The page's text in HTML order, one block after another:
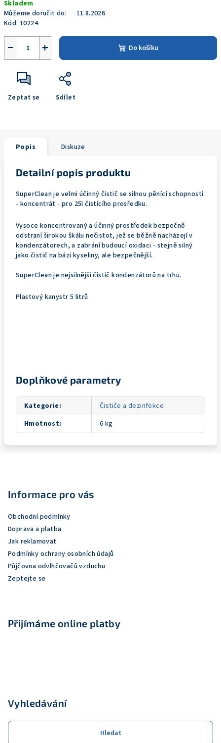
cena:
Skladem
Můžeme doručit do:
11.8.2026
Kód: 10224
+
− Do košíku
Zeptat se Sdílet
Popis Diskuze
Detailní popis produktu
SuperClean je velmi účinný čistič se silnou pěnící schopností
- koncentrát - pro 25l čistícího prosředku.
Vysoce koncentrovaný a účinný prostředek bezpečně
odstraní širokou škálu nečistot, jež se běžně nacházejí v
kondenzátorech, a zabrání budoucí oxidaci - stejně silný
jako čistič na bázi kyseliny, ale bezpečnější.
SuperClean je nejsilnější čistič kondenzátorů na trhu.
Plastový kanystr 5 litrů
Doplňkové parametry
Kategorie:
Čističe a dezinfekce
Hmotnost: 6 kg
Informace pro vás
Obchodní podmínky
Doprava a platba
Jak reklamovat
Podmínky ochrany osobních údajů
Půjčovna odvlhčovačů vzduchu
Zeptejte se
Přijímáme online platby
Vyhledávání
Hledat